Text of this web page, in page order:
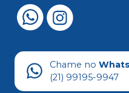
Chame no
(21) 99195-9947